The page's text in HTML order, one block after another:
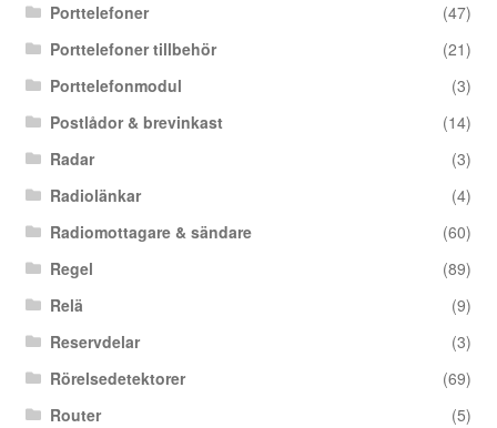
Porttelefoner
(47)
Porttelefoner tillbehör
(21)
Porttelefonmodul
(3)
Postlådor & brevinkast
(14)
Radar
(3)
Radiolänkar
(4)
Radiomottagare & sändare
(60)
Regel
(89)
Relä
(9)
Reservdelar
(3)
Rörelsedetektorer
(69)
Router
(5)